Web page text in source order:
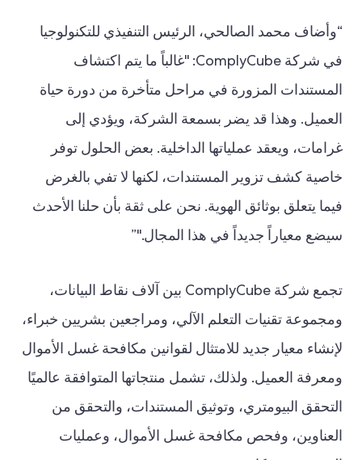
“وأضاف محمد الصالحي، الرئيس التنفيذي للتكنولوجيا
في شركة ComplyCube: "غالباً ما يتم اكتشاف
المستندات المزورة في مراحل متأخرة من دورة حياة
العميل. وهذا قد يضر بسمعة الشركة، ويؤدي إلى
غرامات، ويعقد عملياتها الداخلية. بعض الحلول توفر
خاصية كشف تزوير المستندات، لكنها لا تفي بالغرض
فيما يتعلق بوثائق الهوية. نحن على ثقة بأن حلنا الأحدث
سيضع معياراً جديداً في هذا المجال."”
تجمع شركة ComplyCube بين آلاف نقاط البيانات،
ومجموعة تقنيات التعلم الآلي، ومراجعين بشريين خبراء،
لإنشاء معيار جديد للامتثال لقوانين مكافحة غسل الأموال
ومعرفة العميل. ولذلك، تشمل منتجاتها المتوافقة عالميًا
التحقق البيومتري، وتوثيق المستندات، والتحقق من
العناوين، وفحص مكافحة غسل الأموال، وعمليات